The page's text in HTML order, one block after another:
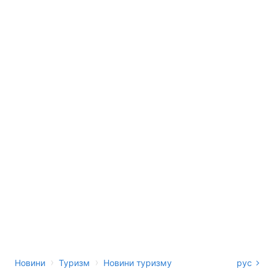
Новини › Туризм › Новини туризму рус